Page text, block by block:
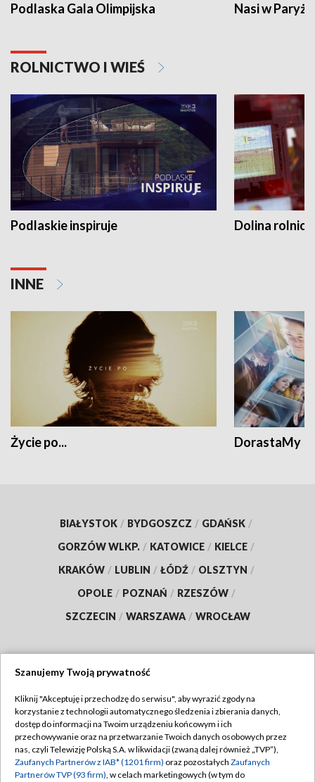
Podlaska Gala Olimpijska Nasi w Paryżu
ROLNICTWO I WIEŚ
Podlaskie inspiruje Dolina
INNE
Życie po... DorastaMy
BIAŁYSTOK / BYDGOSZCZ / GDAŃSK /
GORZÓW WLKP. / KATOWICE / KIELCE /
KRAKÓW / LUBLIN / ŁÓDŹ / OLSZTYN /
OPOLE / POZNAŃ / RZESZÓW /
SZCZECIN / WARSZAWA / WROCŁAW
TVP
Abonament TVP
Emisja w TVP
Regulamin TVP
Polityka prywatności
Szanujemy Twoją prywatność
Kliknij "Akceptuję i przechodzę do serwisu", aby wyrazić zgody na
korzystanie z technologii automatycznego śledzenia i zbierania danych,
dostęp do informacji na Twoim urządzeniu końcowym i ich
przechowywanie oraz na przetwarzanie Twoich danych osobowych przez
nas, czyli Telewizję Polską S.A. w likwidacji (zwaną dalej również „TVP”),
Zaufanych Partnerów z IAB* (1201 firm) oraz pozostałych Zaufanych
Partnerów TVP (93 firm), w celach marketingowych (w tym do